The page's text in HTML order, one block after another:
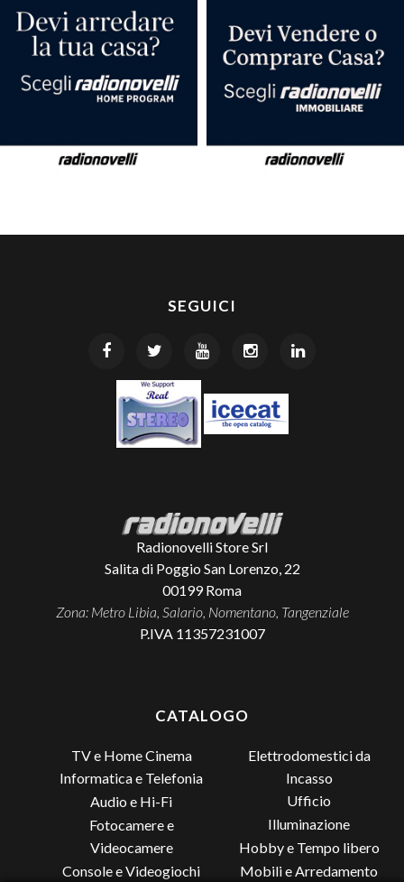
SEGUICI
Radionovelli Store Srl
Salita di Poggio San Lorenzo, 22
00199 Roma
Zona: Metro Libia, Salario, Nomentano, Tangenziale
P.IVA 11357231007
CATALOGO
TV e Home Cinema
Informatica e Telefonia
Audio e Hi-Fi
Fotocamere e
Videocamere
Console e Videogiochi
Elettrodomestici da
Incasso
Ufficio
Illuminazione
Hobby e Tempo libero
Mobili e Arredamento